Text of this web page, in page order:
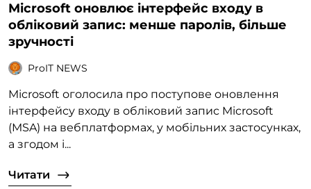
Microsoft оновлює інтерфейс входу в
обліковий запис: менше паролів, більше
зручності
ProIT NEWS
Microsoft оголосила про поступове оновлення
інтерфейсу входу в обліковий запис Microsoft
(MSA) на вебплатформах, у мобільних застосунках,
а згодом і...
Читати